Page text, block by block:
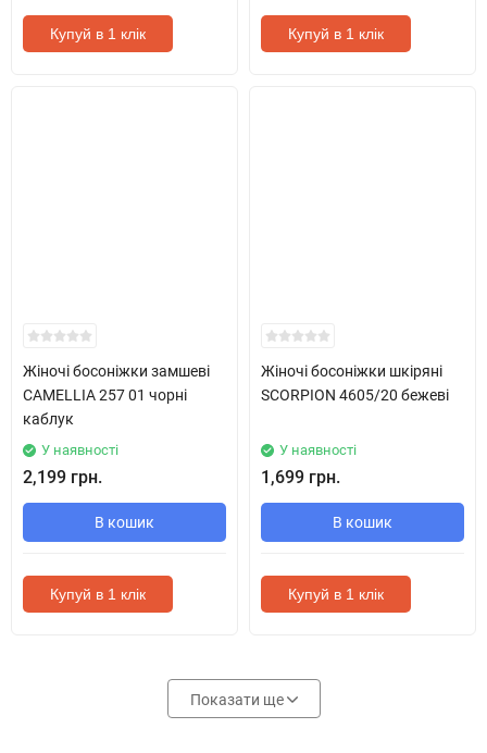
Купуй в 1 клік Купуй в 1 клік
Жіночі босоніжки замшеві
CAMELLIA 257 01 чорні
каблук
У наявності
2,199 грн.
В кошик
Купуй в 1 клік
Жіночі босоніжки шкіряні
SCORPION 4605/20 бежеві
У наявності
1,699 грн.
В кошик
Купуй в 1 клік
Показати ще